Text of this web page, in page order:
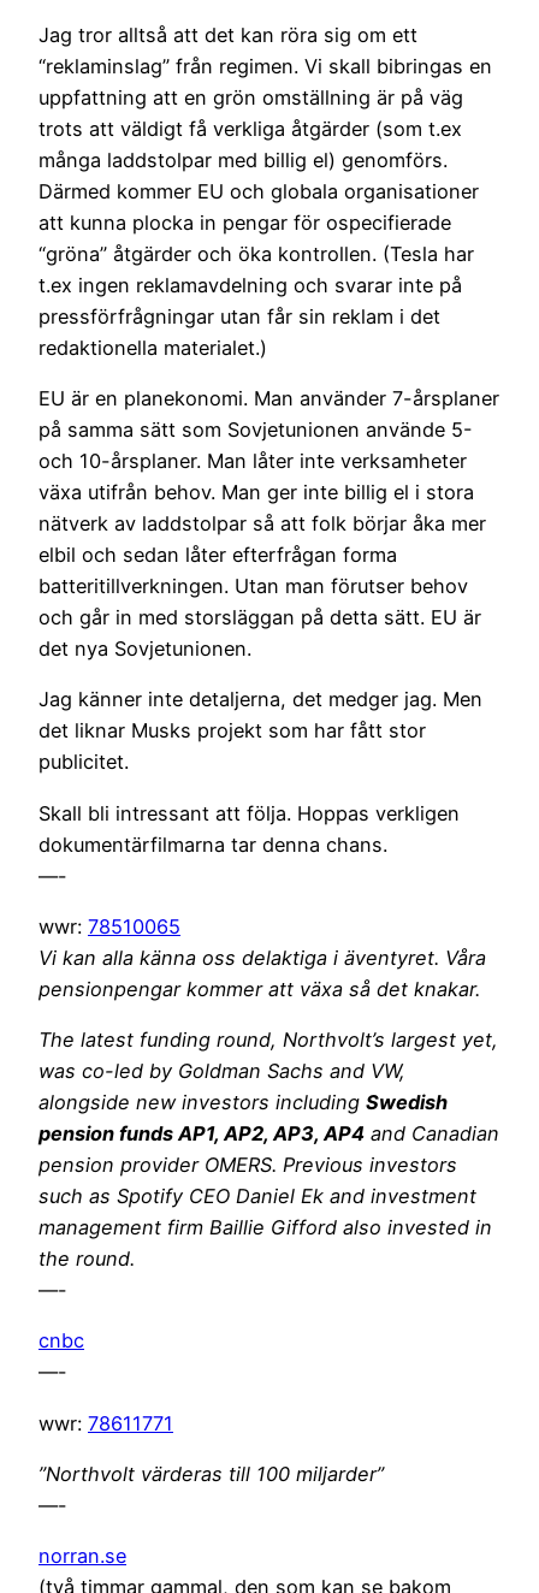
Jag tror alltså att det kan röra sig om ett
“reklaminslag” från regimen. Vi skall bibringas en
uppfattning att en grön omställning är på väg
trots att väldigt få verkliga åtgärder (som t.ex
många laddstolpar med billig el) genomförs.
Därmed kommer EU och globala organisationer
att kunna plocka in pengar för ospecifierade
“gröna” åtgärder och öka kontrollen. (Tesla har
t.ex ingen reklamavdelning och svarar inte på
pressförfrågningar utan får sin reklam i det
redaktionella materialet.)
EU är en planekonomi. Man använder 7-årsplaner
på samma sätt som Sovjetunionen använde 5-
och 10-årsplaner. Man låter inte verksamheter
växa utifrån behov. Man ger inte billig el i stora
nätverk av laddstolpar så att folk börjar åka mer
elbil och sedan låter efterfrågan forma
batteritillverkningen. Utan man förutser behov
och går in med storsläggan på detta sätt. EU är
det nya Sovjetunionen.
Jag känner inte detaljerna, det medger jag. Men
det liknar Musks projekt som har fått stor
publicitet.
Skall bli intressant att följa. Hoppas verkligen
dokumentärfilmarna tar denna chans.
—-
wwr: 78510065
Vi kan alla känna oss delaktiga i äventyret. Våra
pensionpengar kommer att växa så det knakar.
The latest funding round, Northvolt’s largest yet,
was co-led by Goldman Sachs and VW,
alongside new investors including Swedish
pension funds AP1, AP2, AP3, AP4 and Canadian
pension provider OMERS. Previous investors
such as Spotify CEO Daniel Ek and investment
management firm Baillie Gifford also invested in
the round.
—-
cnbc
—-
wwr: 78611771
”Northvolt värderas till 100 miljarder”
—-
norran.se
(två timmar gammal, den som kan se bakom